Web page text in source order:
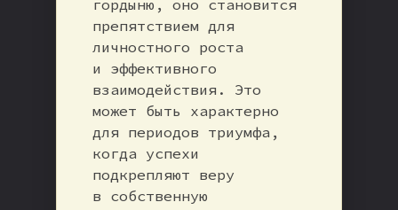
гордыню, оно становится
препятствием для
личностного роста
и эффективного
взаимодействия. Это
может быть характерно
для периодов триумфа,
когда успехи
подкрепляют веру
в собственную